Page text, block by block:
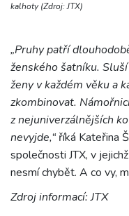
kalhoty (Zdroj: JTX)
„Pruhy patří
ženského šatníku.
ženy v každém věku a
zkombinovat.
z nejuniverzálnějších
nevyjde,“ říká Kateřina
společnosti JTX, v
nesmí chybět. A co vy,
Zdroj informací: JTX